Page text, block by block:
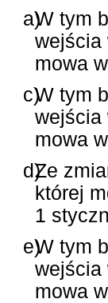
a)W tym
wejścia
mowa
c)W tym
wejścia
mowa
d)Ze
której
1
e)W tym
wejścia
mowa